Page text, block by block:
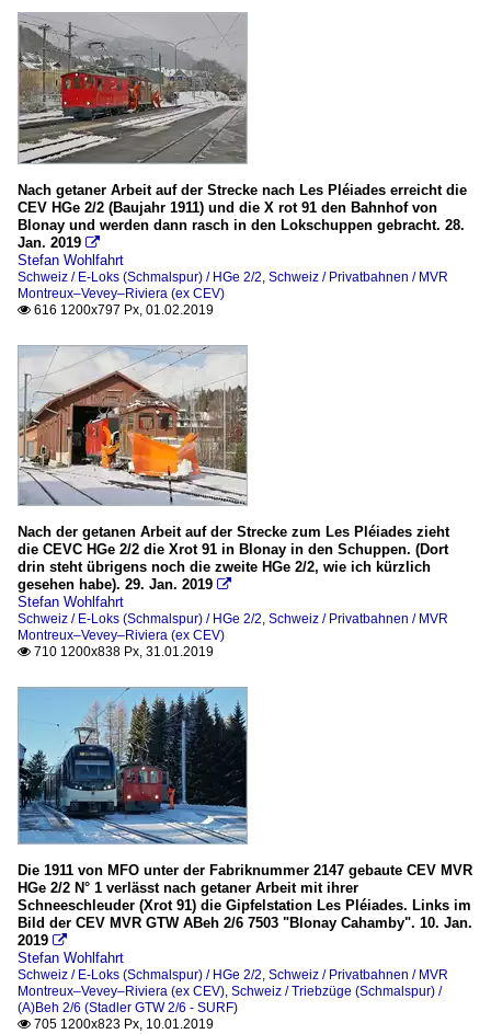
Nach getaner Arbeit auf der Strecke nach Les Pléiades erreicht die
CEV HGe 2/2 (Baujahr 1911) und die X rot 91 den Bahnhof von
Blonay und werden dann rasch in den Lokschuppen gebracht. 28.
Jan. 2019 
Stefan Wohlfahrt
Schweiz / E-Loks (Schmalspur) / HGe 2/2, Schweiz / Privatbahnen / MVR
Montreux–Vevey–Riviera (ex CEV)
 616 1200x797 Px, 01.02.2019
Nach der getanen Arbeit auf der Strecke zum Les Pléiades zieht
die CEVC HGe 2/2 die Xrot 91 in Blonay in den Schuppen. (Dort
drin steht übrigens noch die zweite HGe 2/2, wie ich kürzlich
gesehen habe). 29. Jan. 2019 
Stefan Wohlfahrt
Schweiz / E-Loks (Schmalspur) / HGe 2/2, Schweiz / Privatbahnen / MVR
Montreux–Vevey–Riviera (ex CEV)
 710 1200x838 Px, 31.01.2019
Die 1911 von MFO unter der Fabriknummer 2147 gebaute CEV MVR
HGe 2/2 N° 1 verlässt nach getaner Arbeit mit ihrer
Schneeschleuder (Xrot 91) die Gipfelstation Les Pléiades. Links im
Bild der CEV MVR GTW ABeh 2/6 7503 "Blonay Cahamby". 10. Jan.
2019 
Stefan Wohlfahrt
Schweiz / E-Loks (Schmalspur) / HGe 2/2, Schweiz / Privatbahnen / MVR
Montreux–Vevey–Riviera (ex CEV), Schweiz / Triebzüge (Schmalspur) /
(A)Beh 2/6 (Stadler GTW 2/6 - SURF)
 705 1200x823 Px, 10.01.2019